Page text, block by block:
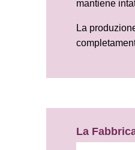
mantiene
La
La